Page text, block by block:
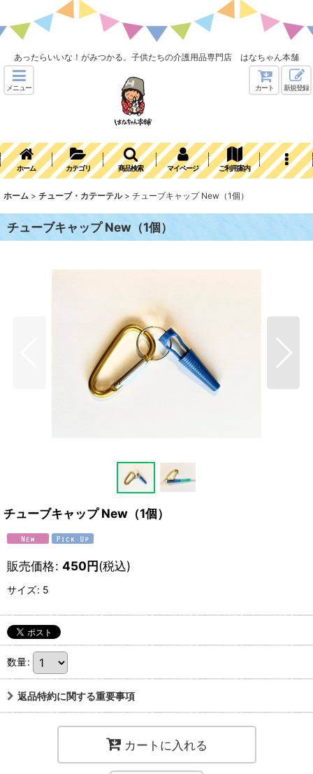
あったらいいな！がみつかる。子供たちの介護用品専門店 はなちゃん本舗
メニュー カート 新規登録
ホーム カテゴリ 商品検索 マイページ ご利用案内
ホーム > チューブ・カテーテル > チューブキャップ New（1個）
チューブキャップ New（1個）
チューブキャップ New（1個）
販売価格: 450円(税込)
サイズ: 5
数量:
返品特約に関する重要事項
カートに入れる